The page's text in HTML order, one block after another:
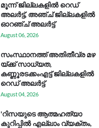
മൂന്ന് ജില്ലകളിൽ റെഡ്
അലർട്ട്, അഞ്ച് ജില്ലകളിൽ
ഓറഞ്ച് അലർട്ട്
August 06, 2026
സം​സ്ഥാ​ന​ത്ത് അ​തി​തീ​വ്ര മ​ഴ​
യ്ക്ക് സാ​ധ്യ​ത,
കണ്ണൂരടക്കംഎ​ട്ട് ജി​ല്ല​ക​ളി​ൽ
റെ​ഡ് അ​ലർ​ട്ട്
August 04, 2026
'റിസയുടെ ആത്മഹത്യാ
കുറിപ്പിൽ എല്ലാം വ്യക്തം,